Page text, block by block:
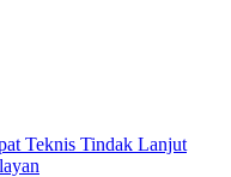
Teknis Tindak Lanjut